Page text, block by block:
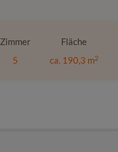
Zimmer
5
Fläche
ca. 190,3 m2